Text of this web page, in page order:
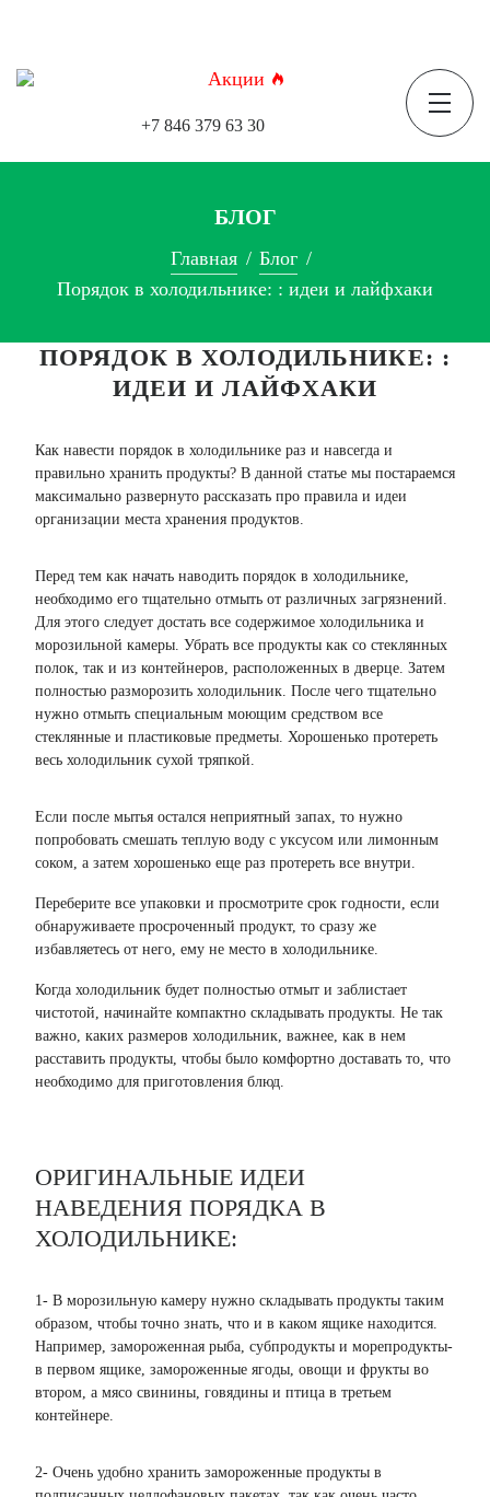
Акции
+7 846 379 63 30
БЛОГ
Главная
Блог
Порядок в холодильнике: : идеи и лайфхаки
ПОРЯДОК В ХОЛОДИЛЬНИКЕ: :
ИДЕИ И ЛАЙФХАКИ
Как навести порядок в холодильнике раз и навсегда и
правильно хранить продукты? В данной статье мы постараемся
максимально развернуто рассказать про правила и идеи
организации места хранения продуктов.
Перед тем как начать наводить порядок в холодильнике,
необходимо его тщательно отмыть от различных загрязнений.
Для этого следует достать все содержимое холодильника и
морозильной камеры. Убрать все продукты как со стеклянных
полок, так и из контейнеров, расположенных в дверце. Затем
полностью разморозить холодильник. После чего тщательно
нужно отмыть специальным моющим средством все
стеклянные и пластиковые предметы. Хорошенько протереть
весь холодильник сухой тряпкой.
Если после мытья остался неприятный запах, то нужно
попробовать смешать теплую воду с уксусом или лимонным
соком, а затем хорошенько еще раз протереть все внутри.
Переберите все упаковки и просмотрите срок годности, если
обнаруживаете просроченный продукт, то сразу же
избавляетесь от него, ему не место в холодильнике.
Когда холодильник будет полностью отмыт и заблистает
чистотой, начинайте компактно складывать продукты. Не так
важно, каких размеров холодильник, важнее, как в нем
расставить продукты, чтобы было комфортно доставать то, что
необходимо для приготовления блюд.
ОРИГИНАЛЬНЫЕ ИДЕИ
НАВЕДЕНИЯ ПОРЯДКА В
ХОЛОДИЛЬНИКЕ:
1- В морозильную камеру нужно складывать продукты таким
образом, чтобы точно знать, что и в каком ящике находится.
Например, замороженная рыба, субпродукты и морепродукты-
в первом ящике, замороженные ягоды, овощи и фрукты во
втором, а мясо свинины, говядины и птица в третьем
контейнере.
2- Очень удобно хранить замороженные продукты в